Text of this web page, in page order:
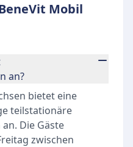
Mobil
an?
bietet eine
teilstationäre
Die Gäste
zwischen